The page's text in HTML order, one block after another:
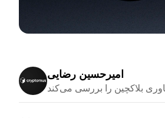
امیرحسین رضایی